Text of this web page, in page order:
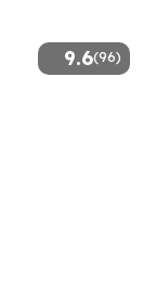
9.6(96)